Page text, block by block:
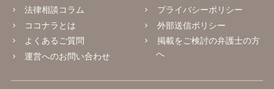
法律相談コラム
ココナラとは
よくあるご質問
運営へのお問い合わせ
プライバシーポリシー
外部送信ポリシー
掲載をご検討の弁護士の方
へ